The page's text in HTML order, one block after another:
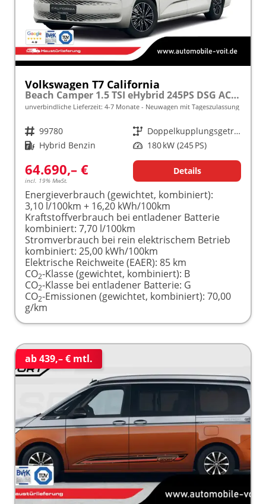
Volkswagen T7 California
Beach Camper 1.5 TSI eHybrid 245PS DSG ACC/LED/KAMERA frei konfigurierbar!
unverbindliche Lieferzeit: 4-7 Monate Neuwagen mit Tageszulassung
Fahrzeugnr. 99780 Getriebe
Doppelkupplungsgetriebe (DSG)
Kraftstoff Hybrid Benzin Leistung 180 kW (245 PS)
64.690,– €
incl. 19% MwSt.
Details
Energieverbrauch (gewichtet, kombiniert):
3,10 l/100km + 16,20 kWh/100km
Kraftstoffverbrauch bei entladener Batterie
kombiniert: 7,70 l/100km
Stromverbrauch bei rein elektrischem Betrieb
kombiniert: 25,00 kWh/100km
Elektrische Reichweite (EAER): 85 km
CO2-Klasse (gewichtet, kombiniert): B
CO2-Klasse bei entladener Batterie: G
CO2-Emissionen (gewichtet, kombiniert): 70,00
g/km
ab 439,– € mtl.